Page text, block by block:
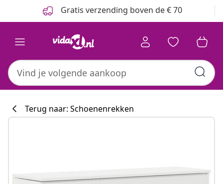
Gratis verzending boven de € 70
Terug naar: Schoenenrekken